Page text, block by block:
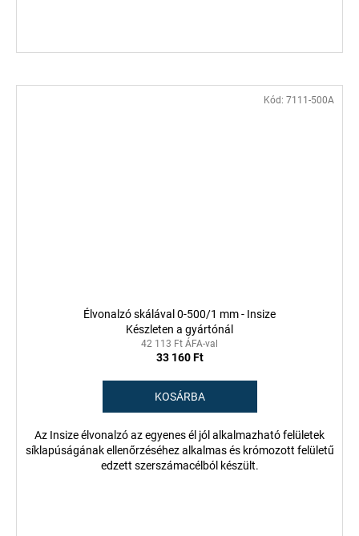
Élvonalzó skálával 0-500/1 mm - Insize
Készleten a gyártónál
42 113 Ft ÁFA-val
33 160 Ft
KOSÁRBA
Az Insize élvonalzó az egyenes él jól alkalmazható felületek
síklapúságának ellenőrzéséhez alkalmas és krómozott felületű
edzett szerszámacélból készült.
Kód: 7111-500A